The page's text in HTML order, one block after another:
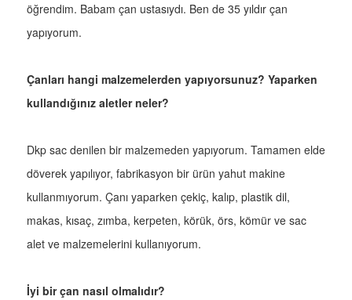
öğrendim. Babam çan ustasıydı. Ben de 35 yıldır çan
yapıyorum.
Çanları hangi malzemelerden yapıyorsunuz? Yaparken
kullandığınız aletler neler?
Dkp sac denilen bir malzemeden yapıyorum. Tamamen elde
döverek yapılıyor, fabrikasyon bir ürün yahut makine
kullanmıyorum. Çanı yaparken çekiç, kalıp, plastik dil,
makas, kısaç, zımba, kerpeten, körük, örs, kömür ve sac
alet ve malzemelerini kullanıyorum.
İyi bir çan nasıl olmalıdır?